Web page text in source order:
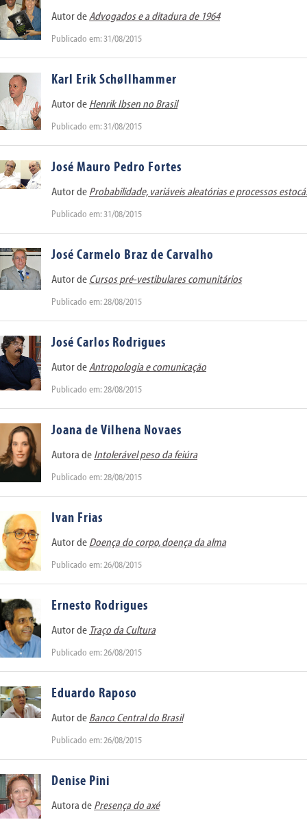
Autor deAdvogados e a ditadura de 1964
Publicado em: 31/08/2015
Karl Erik Schøllhammer
Autor de Henrik Ibsen no Brasil
Publicado em: 31/08/2015
José Mauro Pedro Fortes
Autor de Probabilidade, variáveis aleatórias e processos
Publicado em: 31/08/2015
José Carmelo Braz de Carvalho
Autor de Cursos pré-vestibulares comunitários
Publicado em: 28/08/2015
José Carlos Rodrigues
Autor deAntropologia e comunicação
Publicado em: 28/08/2015
Joana de Vilhena Novaes
Autora de Intolerável peso da feiúra
Publicado em: 28/08/2015
Ivan Frias
Autor de Doença do corpo, doença da alma
Publicado em: 26/08/2015
Ernesto Rodrigues
Autor de Traço da Cultura
Publicado em: 26/08/2015
Eduardo Raposo
Autor de Banco Central do Brasil
Publicado em: 26/08/2015
Denise Pini
Autora de Presença do axé